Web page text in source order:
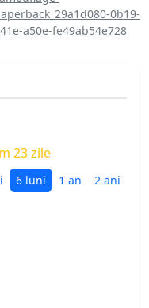
0b19-
a50e-fe49ab54e728
23 zile
6 luni 1 an 2 ani